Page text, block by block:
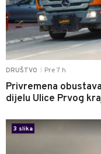
DRUŠTVO Pre 7 h
Privremena
dijelu Ulice Prvog
3 slika